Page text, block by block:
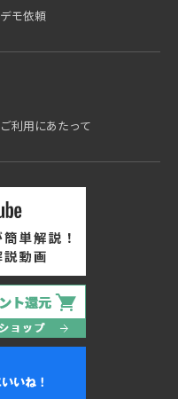
デモ依頼
ご利用にあたって